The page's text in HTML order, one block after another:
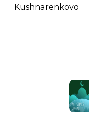
Kushnarenkovo